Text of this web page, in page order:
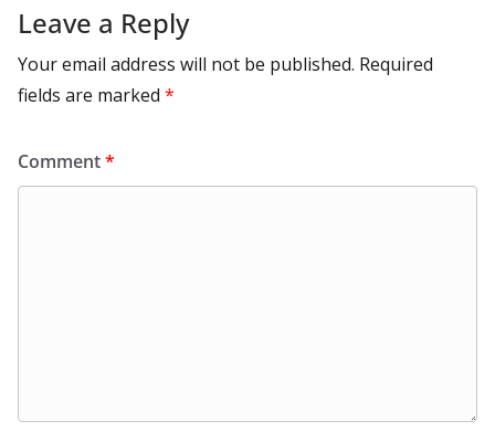
Leave a Reply
Your email address will not be published. Required
fields are marked *
Comment*